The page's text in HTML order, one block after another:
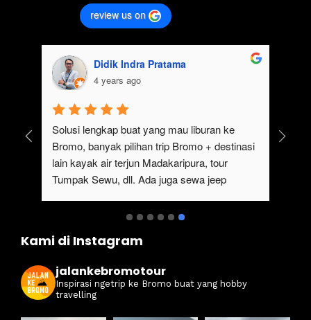
review us on
Didik Indra Pratama
4 years ago
Solusi lengkap buat yang mau liburan ke
Bromo, banyak pilihan trip Bromo + destinasi
lain kayak air terjun Madakaripura, tour
Tumpak Sewu, dll. Ada juga sewa jeep
Kami di Instagram
jalankebromotour
Inspirasi ngetrip ke Bromo buat yang hobby
travelling